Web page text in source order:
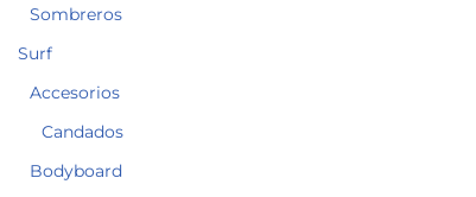
Sombreros
Surf
Accesorios
Candados
Bodyboard